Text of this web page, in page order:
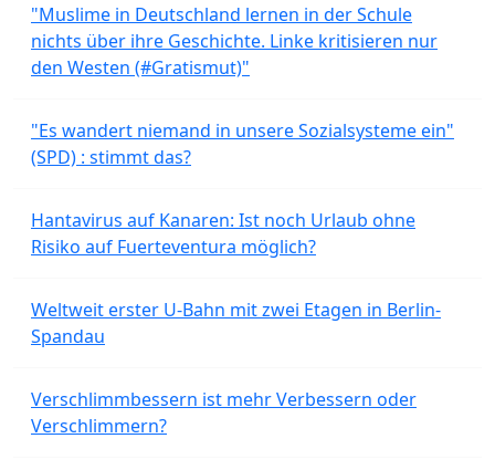
"Muslime in Deutschland lernen in der Schule
nichts über ihre Geschichte. Linke kritisieren nur
den Westen (#Gratismut)"
"Es wandert niemand in unsere Sozialsysteme ein"
(SPD) : stimmt das?
Hantavirus auf Kanaren: Ist noch Urlaub ohne
Risiko auf Fuerteventura möglich?
Weltweit erster U-Bahn mit zwei Etagen in Berlin-
Spandau
Verschlimmbessern ist mehr Verbessern oder
Verschlimmern?